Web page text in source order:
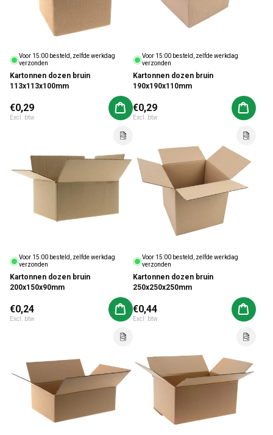
Voor 15:00 besteld, zelfde werkdag
verzonden
Kartonnen dozen bruin
113x113x100mm
Normale prijs
€0,29
Excl. btw
Aan winkelwagen toevoegen
Voor 15:00 besteld, zelfde werkdag
verzonden
Kartonnen dozen bruin
190x190x110mm
Normale prijs
€0,29
Excl. btw
Aan
Voor 15:00 besteld, zelfde werkdag
verzonden
Kartonnen dozen bruin
200x150x90mm
Normale prijs
€0,24
Excl. btw
Aan winkelwagen toevoegen
Voor 15:00 besteld, zelfde werkdag
verzonden
Kartonnen dozen bruin
250x250x250mm
Normale prijs
€0,44
Excl. btw
Aan